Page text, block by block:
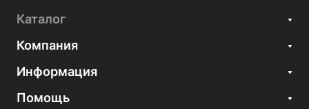
Каталог
Компания
Информация
Помощь